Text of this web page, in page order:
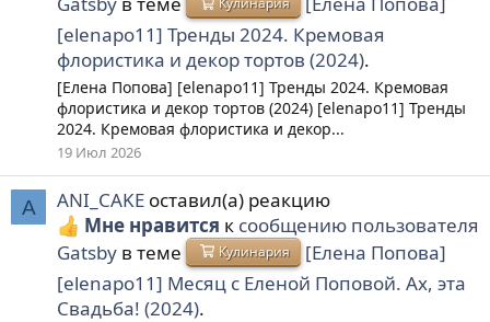
[elenapo11] Тренды 2024. Кремовая
флористика и декор тортов (2024).
[Елена Попова] [elenapo11] Тренды 2024. Кремовая
флористика и декор тортов (2024) [elenapo11] Тренды
2024. Кремовая флористика и декор...
19 Июл 2026
A ANI_CAKE оставил(а) реакцию
Мне нравится к сообщению пользователя
Gatsby в теме Кулинария
[Елена Попова]
[elenapo11] Месяц с Еленой Поповой. Ах, эта
Свадьба! (2024).